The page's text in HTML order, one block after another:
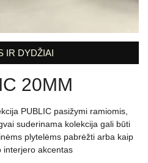
IR DYDŽIAI
20MM
PUBLIC pasižymi ramiomis,
suderinama kolekcija gali būti
plytelėms pabrėžti arba kaip
interjero akcentas